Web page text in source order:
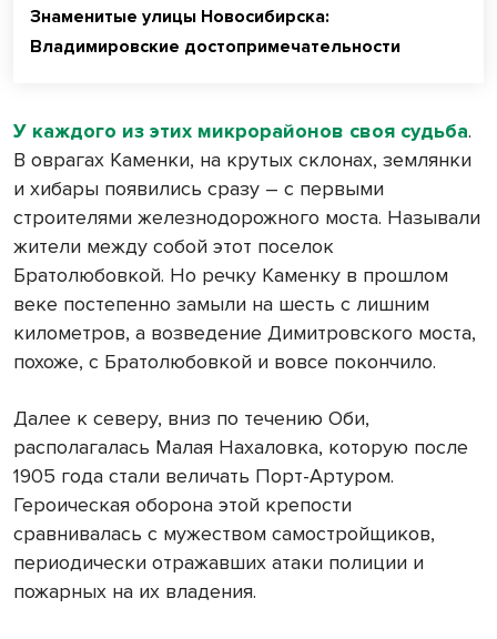
Знаменитые улицы Новосибирска:
Владимировские достопримечательности
У каждого из этих микрорайонов своя судьба.
В оврагах Каменки, на крутых склонах, землянки
и хибары появились сразу – с первыми
строителями железнодорожного моста. Называли
жители между собой этот поселок
Братолюбовкой. Но речку Каменку в прошлом
веке постепенно замыли на шесть с лишним
километров, а возведение Димитровского моста,
похоже, с Братолюбовкой и вовсе покончило.
Далее к северу, вниз по течению Оби,
располагалась Малая Нахаловка, которую после
1905 года стали величать Порт-Артуром.
Героическая оборона этой крепости
сравнивалась с мужеством самостройщиков,
периодически отражавших атаки полиции и
пожарных на их владения.